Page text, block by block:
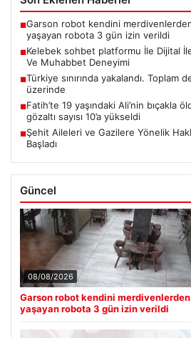
■Garson robot kendini
yaşayan robota 3 gün izin verildi
■Kelebek sohbet platformu İle Dijital
Ve Muhabbet Deneyimi
■Türkiye sınırında yakalandı.
üzerinde
■Fatih’te 19 yaşındaki Ali’nin bıçakla
gözaltı sayısı 10’a yükseldi
■Şehit Aileleri ve Gazilere Yönelik
Başladı
Güncel
08/08/2026
Garson robot kendini merdivenlerden
yaşayan robota 3 gün izin verildi